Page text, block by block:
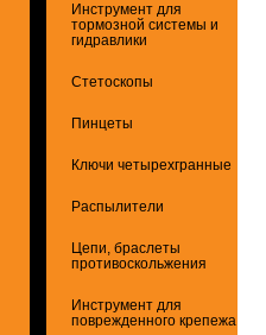
Инструмент для
тормозной системы и
гидравлики
Стетоскопы
Пинцеты
Ключи четырехгранные
Распылители
Цепи, браслеты
противоскольжения
Инструмент для
поврежденного крепежа